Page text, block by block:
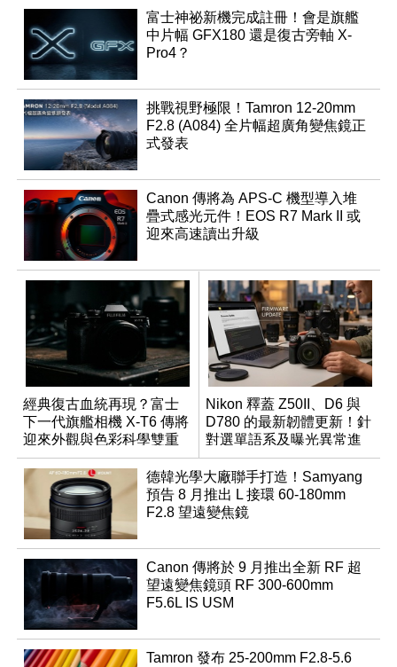
富士神祕新機完成註冊！會是旗艦
中片幅 GFX180 還是復古旁軸 X-
Pro4？
挑戰視野極限！Tamron 12-20mm
F2.8 (A084) 全片幅超廣角變焦鏡正
式發表
Canon 傳將為 APS-C 機型導入堆
疊式感光元件！EOS R7 Mark II 或
迎來高速讀出升級
經典復古血統再現？富士
下一代旗艦相機 X-T6 傳將
迎來外觀與色彩科學雙重
優化
Nikon 釋蓋 Z50II、D6 與
D780 的最新韌體更新！針
對選單語系及曝光異常進
行修復
德韓光學大廠聯手打造！Samyang
預告 8 月推出 L 接環 60-180mm
F2.8 望遠變焦鏡
Canon 傳將於 9 月推出全新 RF 超
望遠變焦鏡頭 RF 300-600mm
F5.6L IS USM
Tamron 發布 25-200mm F2.8-5.6